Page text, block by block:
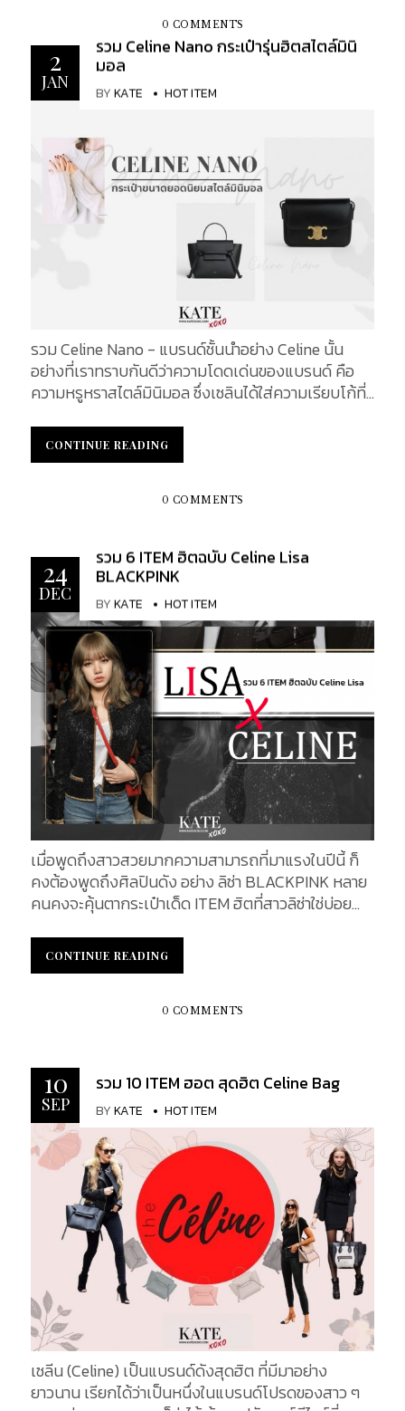
ผลิตรองเท้าเด็กร้านเล็ก ๆ เท่านั้น แต่ก็ได้รับความนิยม
จนประสบความสำเร็จ และต่อมาได้ขยายร้านค้าเพิ่มมาก
ขึ้นในปี ค.ศ. 1948 - ปี ค.ศ. 1960 กว่าทศวรรษ ต่อมา
แบรนด์ได้พัฒนาร้านค้าจากร้านขายรองเท้าเด็กเป็น
คือ ต้องเป็นสไตล์ที่ดูดี และสามารถสวมใส่ได้ง่ายในทุก
ๆ วัน แต่นอกจากการดีไซน์เสื้อผ้าแล้ว Celine ยังมี
สินค้าสำคัญ ที่ใครเห็นแล้วจะต้องคุ้นตานั่นก็คือ กระเป๋า
ซึ่งเรียกได้ว่า กระเป๋าแบรนด์นี้มีดีไซน์รูปทรงที่สุดแสน
จะเป็นเอกลักษณ์ แถมยังมีการเรียกไซต์แบบเฉพาะตัว
อีกด้วย และในวันนี้เราได้ทำการรวบรวมคอลเล็กชั่นเด็ด
รุ่นฮิตมาให้สาว ๆ ทราบกัน จะมีรุ่นไหนกันบ้างมาดูกันค่ะ
Luggage Bag In Drummed Calfskin สำหรับ Céline
Luggage Bag กระเป๋าในดวงใจของสาว ๆ หลายคนที่
ใฝ่ฝันว่าต้องมีไว้ครอบครองให้ได้สักหนึ่งใบ ด้วยรูป
ทรงที่ดูแปลกตา แต่มีความสวยงามน่าหลงไหล และด้วย
รุ่นนี้มีขนาดให้เลือกด้วยกันถึง 3 ขนาด เรียกได้ว่า สาว ๆ
คนไหนที่ ชื่นชอบหรือมีความต้องการขนาดไหน สามารถ
0 COMMENTS
2
JAN
รวม Celine Nano กระเป๋ารุ่นฮิตสไตล์มินิ
มอล
BYKATE HOT ITEM
รวม Celine Nano - แบรนด์ชั้นนำอย่าง Celine นั้น
อย่างที่เราทราบกันดีว่าความโดดเด่นของแบรนด์ คือ
ความหรูหราสไตล์มินิมอล ซึ่งเซลินได้ใส่ความเรียบโก้ที่
จุดหนึ่งที่ดูแปลกตาไปจากแบรนด์อื่นๆ อย่างเห็นได้
ชัดเจน นั่นก็คือเรื่องของชื่อเรียกขนาดกระเป๋า เราจะ
แบรนด์อยู่เสมอ ราวกับว่ากระเป๋าทุกใบของแบรนด์นั้น
CONTINUE READING
CONTINUE READING
0 COMMENTS
24
DEC
รวม 6 ITEM ฮิตฉบับ Celine Lisa
BLACKPINK
BYKATE HOT ITEM
เมื่อพูดถึงสาวสวยมากความสามารถที่มาแรงในปีนี้ ก็
คงต้องพูดถึงศิลปินดัง อย่าง ลิซ่า BLACKPINK หลาย
คนคงจะคุ้นตากระเป๋าเด็ด ITEM ฮิตที่สาวลิซ่าใช่บ่อย
สุดฮิตอย่าง เซลีน (Celine) ด้วยรูปทรงดีไซน์ที่สวยงาม
หรูหรา มีเอกลักษณ์ ถูกออกแบบมาเพื่อให้ตอบรับการ
รวม 6 ITEM ฮิตฉบับ Celine Lisa โดยกระเป๋าแต่ละใบ
ออกแบบมาเพื่อตอบโจทย์ด้านการใช้งาน ตรงความ
ต้องการของสาว ๆ นั่นเอง Medium Folco Bag In
Triomphe Canvas Medium Folco Bag In Triomphe
Canvas ใบนี้ทำมาจากวัสดุที่เป็นผ้าใบเคลือบ 59% และ
หนังลูกวัว (Calfskin) 41% มาในรูปทรงที่สวยงาม
พร้อมฝาสำหรับเปิด - ปิด ตัวกระเป๋าเป็น Crossbody
เพื่อป้องกันของตกหล่น ขนาดพอเหมาะในการใช้งานใน
ชีวิตประจำวัน แถมยังสามารถบรรจุของได้เยอะพอ
สมควร มีขนาดกระเป๋าอยู่ที่ 18 X 17 X 6.5 ซม. (7 X 7 X
3 นิ้ว) มาพร้อมกับสายสะพายไหล่หนังสามารถปรับ
ระดับได้ที่มีขนาด 50 ซม. (20 นิ้ว) ใบนี้มีราคา 1,100 EUR
คิดเป็นเงินไทยอยู่ที่ประมาณ 41,000...
CONTINUE READING
CONTINUE READING
0 COMMENTS
10
SEP
รวม 10 ITEM ฮอต สุดฮิต Celine Bag
BYKATE HOT ITEM
เซลีน (Celine) เป็นแบรนด์ดังสุดฮิต ที่มีมาอย่าง
ยาวนาน เรียกได้ว่าเป็นหนึ่งในแบรนด์โปรดของสาว ๆ